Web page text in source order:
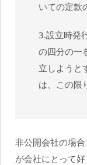
いての定款
3.設立時発
の四分の一
立しようと
は、この限
非公開会社の場
が会社にとって